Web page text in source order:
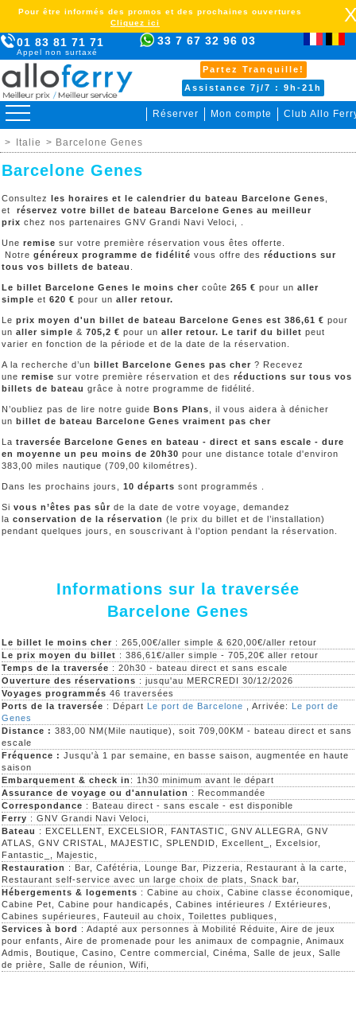
01 83 81 71 71
Appel non surtaxé
33 7 67 32 96 03
Partez Tranquille!
Assistance 7j/7 : 9h-21h
Réserver Mon compte Club Allo
Pour être informés des promos et des prochaines ouvertures
Cliquez ici
> Italie > Barcelone Genes
Barcelone Genes
Consultez les horaires et le calendrier du bateau Barcelone Genes
et réservez votre billet de bateau Barcelone Genes au meilleur
prix chez nos partenaires GNV Grandi Navi Veloci, .
Une remise sur votre première réservation vous êtes offerte.
Notre généreux programme de fidélité vous offre des réductions sur
tous vos billets de bateau
Le billet Barcelone Genes le moins cher coûte 265 € pour un aller
simple et 620 € pour un aller retour.
Le prix moyen d'un billet de bateau Barcelone Genes est 386,61 € pour
un aller simple & 705,2 € pour un aller retour. Le tarif du billet peut
varier en fonction de la période et de la date de la réservation.
A la recherche d’un billet Barcelone Genes pas cher ? Recevez
une remise sur votre première réservation et des réductions sur tous vos
billets de bateau grâce à notre programme de fidélité.
N’oubliez pas de lire notre guide Bons Plans , il vous aidera à dénicher
un billet de bateau Barcelone Genes vraiment pas cher
La traversée Barcelone Genes en bateau - direct et sans escale - dure
en moyenne un peu moins de 20h30 pour une distance totale d'environ
383,00 miles nautique (709,00 kilométres).
Dans les prochains jours, 10 départs sont programmés .
Si vous n’êtes pas sûr de la date de votre voyage, demandez
la conservation de la réservation (le prix du billet et de l’installation)
pendant quelques jours, en souscrivant à l’option pendant la réservation.
Informations sur la traversée
Barcelone Genes
Le billet le moins cher : 265,00€/aller simple & 620,00€/aller retour
Le prix moyen du billet : 386,61€/aller simple - 705,20€ aller retour
Temps de la traversée : 20h30 - bateau direct et sans escale
Ouverture des réservations : jusqu'au MERCREDI 30/12/2026
Voyages programmés 46 traversées
Ports de la traversée : Départ Le port de Barcelone , Arrivée: Le port de
Genes
Distance : 383,00 NM(Mile nautique), soit 709,00KM - bateau direct et sans
escale
Fréquence : Jusqu'à 1 par semaine, en basse saison, augmentée en haute
saison
Embarquement & check in : 1h30 minimum avant le départ
Assurance de voyage ou d'annulation : Recommandée
Correspondance : Bateau direct - sans escale - est disponible
Ferry : GNV Grandi Navi Veloci,
Bateau : EXCELLENT, EXCELSIOR, FANTASTIC, GNV ALLEGRA, GNV
ATLAS, GNV CRISTAL, MAJESTIC, SPLENDID, Excellent_, Excelsior,
Fantastic_, Majestic,
Restauration : Bar, Cafétéria, Lounge Bar, Pizzeria, Restaurant à la carte,
Restaurant self-service avec un large choix de plats, Snack bar,
Hébergements & logements : Cabine au choix, Cabine classe économique,
Cabine Pet, Cabine pour handicapés, Cabines intérieures / Extérieures,
Cabines supérieures, Fauteuil au choix, Toilettes publiques,
Services à bord : Adapté aux personnes à Mobilité Réduite, Aire de jeux
pour enfants, Aire de promenade pour les animaux de compagnie, Animaux
Admis, Boutique, Casino, Centre commercial, Cinéma, Salle de jeux, Salle
de prière, Salle de réunion, Wifi,